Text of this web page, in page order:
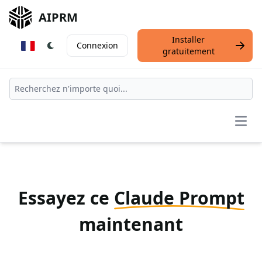
AIPRM
Connexion
Installer
gratuitement
Essayez ce Claude Prompt
maintenant